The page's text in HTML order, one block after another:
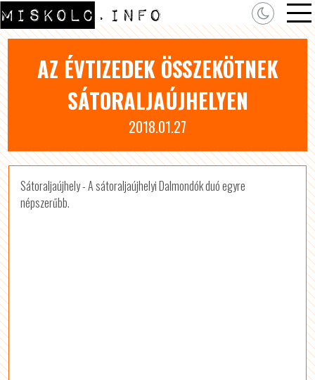
AZ ÉVTIZEDEK ÖSSZEKÖTNEK
SÁTORALJAÚJHELYEN
2018.01.27
Sátoraljaújhely - A sátoraljaújhelyi Dalmondók duó egyre
népszerűbb.